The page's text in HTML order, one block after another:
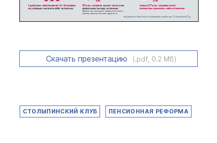
Скачать презентацию (.pdf, 0.2 Мб)
СТОЛЫПИНСКИЙ КЛУБ ПЕНСИОННАЯ РЕФОРМА